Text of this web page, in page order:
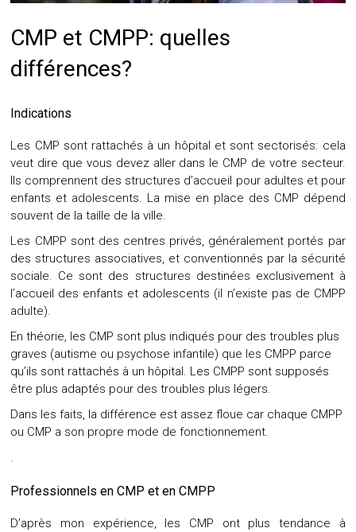
CMP et CMPP: quelles
différences?
Indications
Les CMP sont rattachés à un hôpital et sont sectorisés: cela
veut dire que vous devez aller dans le CMP de votre secteur.
Ils comprennent des structures d’accueil pour adultes et pour
enfants et adolescents. La mise en place des CMP dépend
souvent de la taille de la ville.
Les CMPP sont des centres privés, généralement portés par
des structures associatives, et conventionnés par la sécurité
sociale. Ce sont des structures destinées exclusivement à
l’accueil des enfants et adolescents (il n’existe pas de CMPP
adulte).
En théorie, les CMP sont plus indiqués pour des troubles plus
graves (autisme ou psychose infantile) que les CMPP parce
qu’ils sont rattachés à un hôpital. Les CMPP sont supposés
être plus adaptés pour des troubles plus légers.
Dans les faits, la différence est assez floue car chaque CMPP
ou CMP a son propre mode de fonctionnement.
.
Professionnels en CMP et en CMPP
D’après mon expérience, les CMP ont plus tendance à